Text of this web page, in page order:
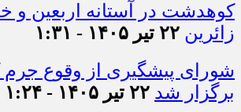
کوهدشت در آستانه اربعین و
زائرین ۲۲ تیر ۱۴۰۵ - ۱:۳۱
شورای پیشگیری از وقوع
برگزار شد ۲۲ تیر ۱۴۰۵ - ۱:۲۴